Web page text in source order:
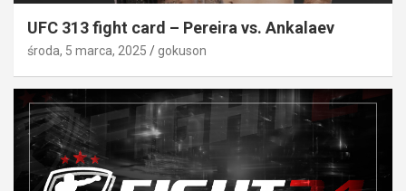
UFC 313 fight card – Pereira vs. Ankalaev
środa, 5 marca, 2025 gokuson